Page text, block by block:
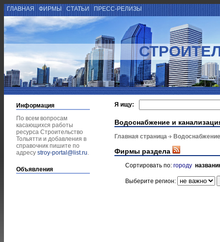
ГЛАВНАЯ ФИРМЫ СТАТЬИ ПРЕСС-РЕЛИЗЫ
Информация
По всем вопросам
касающихся работы
ресурса Строительство
Тольятти и добавления в
справочник пишите по
адресу stroy-portal@list.ru.
Объявления
Я ищу:
Водоснабжение и
Главная страница
Фирмы раздела
Сортировать по: городу
Выберите регион: